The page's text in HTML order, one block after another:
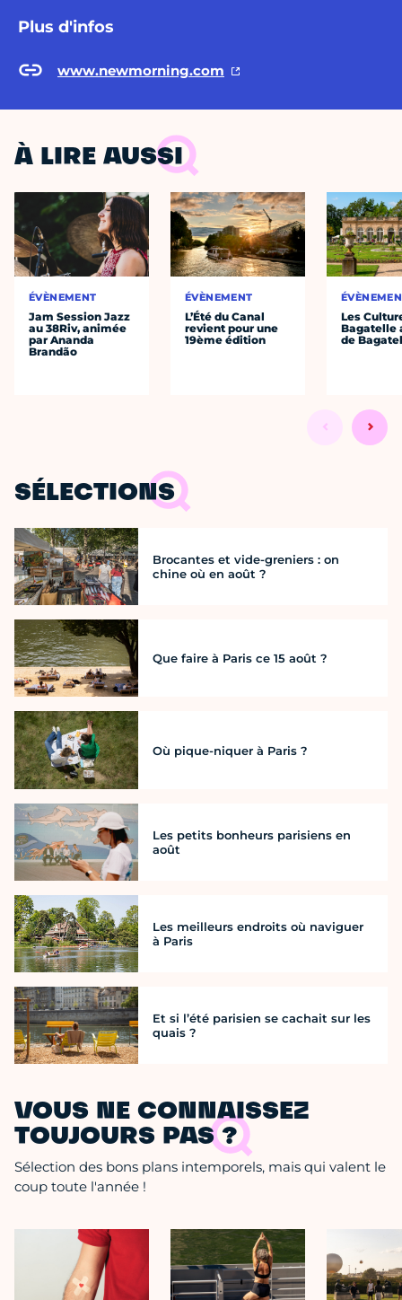
Plus d'infos
www.newmorning.com
À LIRE AUSSI
ÉVÈNEMENT
Jam Session Jazz
au 38Riv, animée
par Ananda
Brandão
ÉVÈNEMENT
L’Été du Canal
revient pour une
19ème édition
Les
Bagatelle
de
SÉLECTIONS
Brocantes et vide-greniers : on
chine où en août ?
Que faire à Paris ce 15 août ?
Où pique-niquer à Paris ?
Les petits bonheurs parisiens en
août
Les meilleurs endroits où naviguer
à Paris
Et si l’été parisien se cachait sur les
quais ?
VOUS NE CONNAISSEZ
TOUJOURS PAS ?
Sélection des bons plans intemporels, mais qui valent le
coup toute l'année !